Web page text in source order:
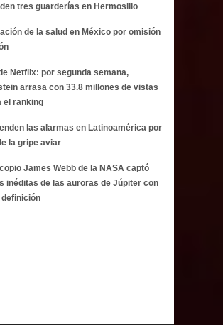
tres guarderías en Hermosillo
de la salud en México por omisión
Netflix: por segunda semana,
arrasa con 33.8 millones de vistas
el ranking
las alarmas en Latinoamérica por
la gripe aviar
James Webb de la NASA captó
inéditas de las auroras de Júpiter con